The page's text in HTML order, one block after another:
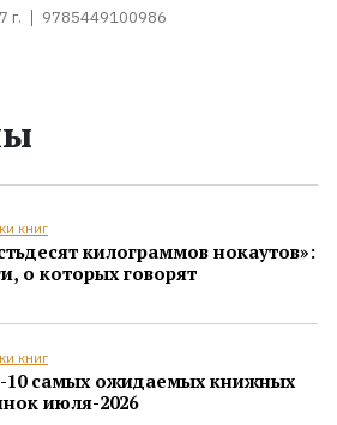
г. 9785449100986
книг
килограммов нокаутов»:
о которых говорят
книг
самых ожидаемых книжных
июля-2026